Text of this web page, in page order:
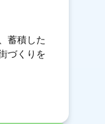
蓄積した
づくりを